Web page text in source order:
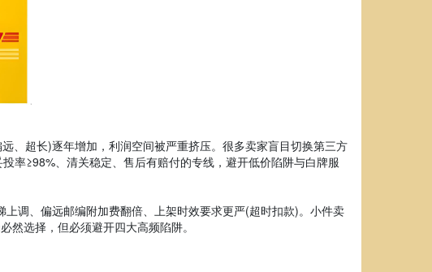
、超长)逐年增加，利润空间被严重挤压。很多卖家盲目切换第三方
率≥98%、清关稳定、售后有赔付的专线，避开低价陷阱与白牌服
调、偏远邮编附加费翻倍、上架时效要求更严(超时扣款)。小件卖
选择，但必须避开四大高频陷阱。